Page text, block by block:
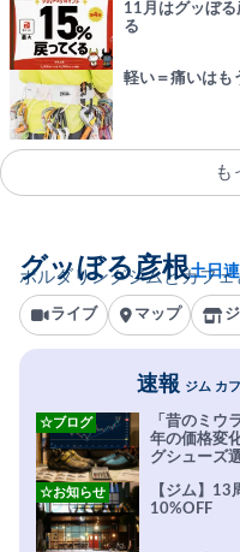
11月はグッぼる
る
軽い＝痛いはも
も
ボルダリングジムとカフ
グッぼる彦根土日
ライブ マップ
速報 ジム カ
「昔のミウ
年の価格変
グシューズ
☆ブログ
【ジム】13
10%OFF
☆お知らせ